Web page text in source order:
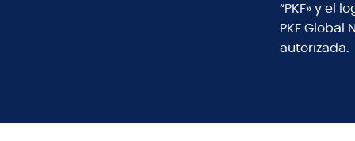
“PKF» y el
PKF
autorizada.